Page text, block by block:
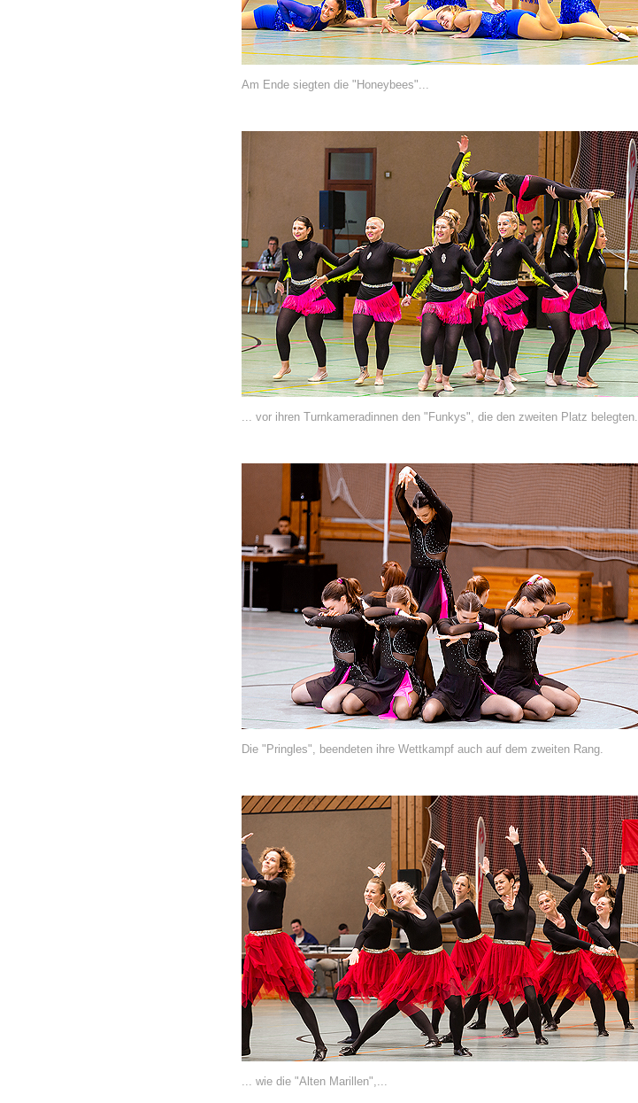
Am Ende siegten die "Honeybees"...
... vor ihren Turnkameradinnen den "Funkys", die den zweiten Platz belegten.
Die "Pringles", beendeten ihre Wettkampf auch auf dem zweiten Rang.
... wie die "Alten Marillen",...